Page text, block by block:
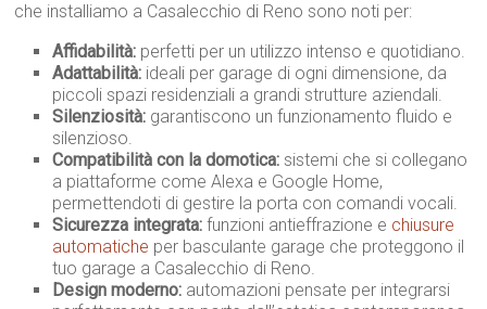
che installiamo a Casalecchio di Reno sono noti per:
Affidabilità: perfetti per un utilizzo intenso e quotidiano.
Adattabilità: ideali per garage di ogni dimensione, da
piccoli spazi residenziali a grandi strutture aziendali.
Silenziosità: garantiscono un funzionamento fluido e
silenzioso.
Compatibilità con la domotica: sistemi che si collegano
a piattaforme come Alexa e Google Home,
permettendoti di gestire la porta con comandi vocali.
Sicurezza integrata: funzioni antieffrazione e chiusure
automatiche per basculante garage che proteggono il
tuo garage a Casalecchio di Reno.
Design moderno: automazioni pensate per integrarsi